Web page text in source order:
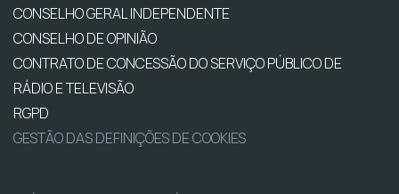
CONSELHO GERAL INDEPENDENTE
CONSELHO DE OPINIÃO
CONTRATO DE CONCESSÃO DO SERVIÇO PÚBLICO DE
RÁDIO E TELEVISÃO
RGPD
GESTÃO DAS DEFINIÇÕES DE COOKIES